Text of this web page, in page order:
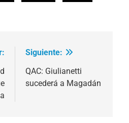
Siguiente:
QAC: Giulianetti
sucederá a Magadán